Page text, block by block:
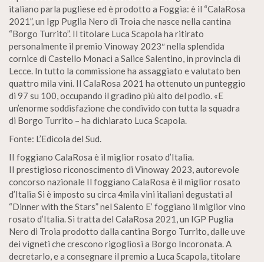
italiano parla pugliese ed è prodotto a Foggia: è il “CalaRosa
2021”, un Igp Puglia Nero di Troia che nasce nella cantina
“Borgo Turrito”. Il titolare Luca Scapola ha ritirato
personalmente il premio Vinoway 2023″ nella splendida
cornice di Castello Monaci a Salice Salentino, in provincia di
Lecce. In tutto la commissione ha assaggiato e valutato ben
quattro mila vini. Il CalaRosa 2021 ha ottenuto un punteggio
di 97 su 100, occupando il gradino più alto del podio. «E
un’enorme soddisfazione che condivido con tutta la squadra
di Borgo Turrito – ha dichiarato Luca Scapola.
Fonte: L’Edicola del Sud.
II foggiano CalaRosa è il miglior rosato d’Italia.
II prestigioso riconoscimento di Vinoway 2023, autorevole
concorso nazionale Il foggiano CalaRosa è il miglior rosato
d’Italia Si è imposto su circa 4mila vini italiani degustati al
“Dinner with the Stars” nel Salento E’ foggiano il miglior vino
rosato d’Italia. Si tratta del CalaRosa 2021, un IGP Puglia
Nero di Troia prodotto dalla cantina Borgo Turrito, dalle uve
dei vigneti che crescono rigogliosi a Borgo Incoronata. A
decretarlo, e a consegnare il premio a Luca Scapola, titolare